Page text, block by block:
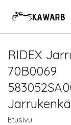
RIDEX
70B0069
Etusivu